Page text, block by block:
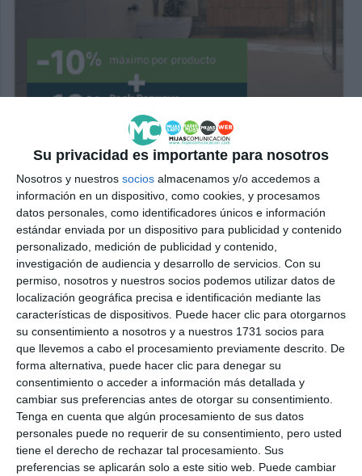
Su privacidad es importante para nosotros
Nosotros y nuestros socios almacenamos y/o accedemos a
información en un dispositivo, como cookies, y procesamos
datos personales, como identificadores únicos e información
estándar enviada por un dispositivo para publicidad y contenido
personalizado, medición de publicidad y contenido,
investigación de audiencia y desarrollo de servicios. Con su
permiso, nosotros y nuestros socios podemos utilizar datos de
localización geográfica precisa e identificación mediante las
características de dispositivos. Puede hacer clic para otorgarnos
su consentimiento a nosotros y a nuestros 1731 socios para
que llevemos a cabo el procesamiento previamente descrito. De
forma alternativa, puede hacer clic para denegar su
consentimiento o acceder a información más detallada y
cambiar sus preferencias antes de otorgar su consentimiento.
Tenga en cuenta que algún procesamiento de sus datos
personales puede no requerir de su consentimiento, pero usted
tiene el derecho de rechazar tal procesamiento. Sus
preferencias se aplicarán solo a este sitio web. Puede cambiar